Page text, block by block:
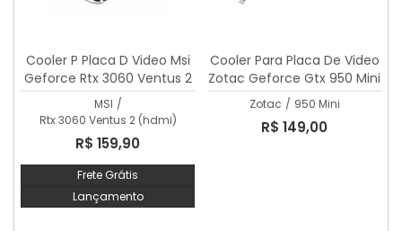
Cooler P Placa D Video Msi
Geforce Rtx 3060 Ventus 2
(hdmi)
MSI /
Rtx 3060 Ventus 2 (hdmi)
R$ 159,90
Frete Grátis
Lançamento
Cooler Para Placa De Video
Zotac Geforce Gtx 950 Mini
Zotac / 950 Mini
R$ 149,00